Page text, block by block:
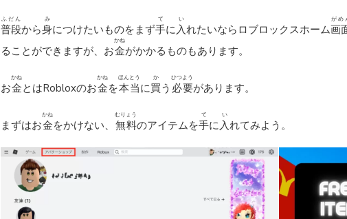
普段
ふだん
から身
み
につけたいものをまず手
て
に入
い
れたいならロブロックスホーム画
がめ
ることができますが、お金
かね
がかかるものもあります。
お金
かね
とはRobloxのお金
かね
を本当
ほんとう
に買
か
う 必要
ひつよう
があります。
まずはお金
かね
をかけない、 無料
むりょう
のアイテムを手
て
に入
い
れてみよう。